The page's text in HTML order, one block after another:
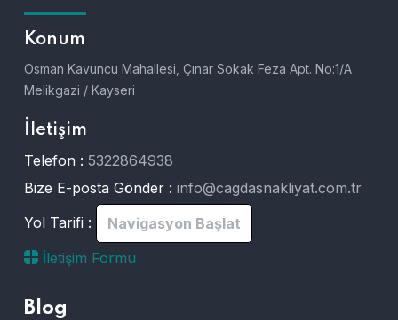
Konum
Osman Kavuncu Mahallesi, Çınar Sokak Feza Apt. No:1/A
Melikgazi / Kayseri
İletişim
Telefon : 5322864938
Bize E-posta Gönder : info@cagdasnakliyat.com.tr
Yol Tarifi :
Navigasyon Başlat
İletişim Formu
Blog